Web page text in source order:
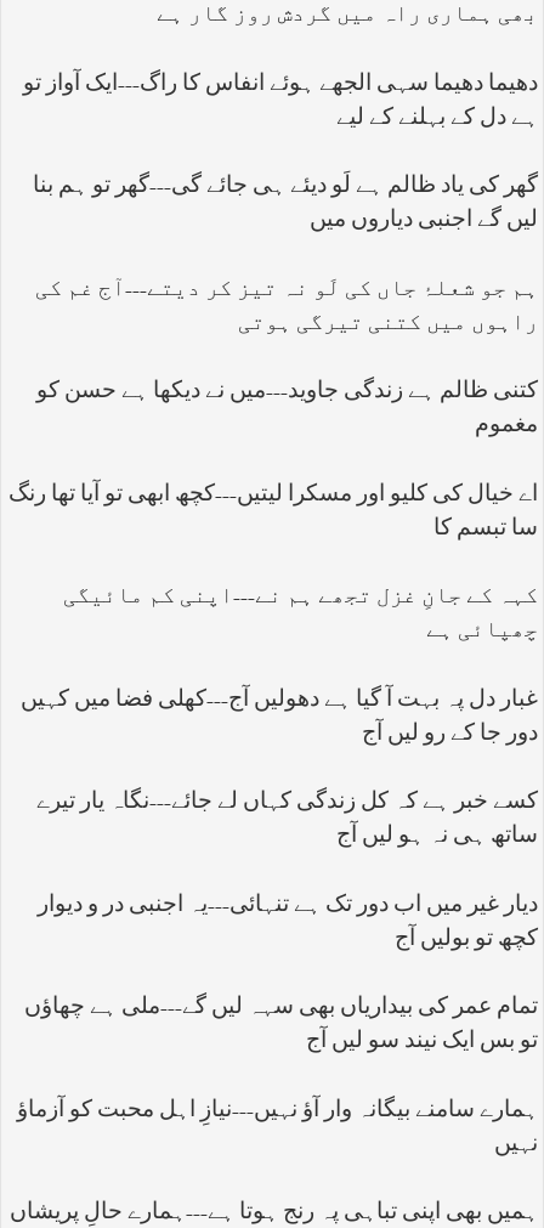
بھی ہماری راہ میں گردش روز گار ہے
دھیما دھیما سہی الجھے ہوئے انفاس کا راگ---ایک آواز تو
ہے دل کے بہلنے کے لیے
گھر کی یاد ظالم ہے لَو دیئے ہی جائے گی---گھر تو ہم بنا
لیں گے اجنبی دیاروں میں
ہم جو شعلۂ جاں کی لَو نہ تیز کر دیتے---آج غم کی
راہوں میں کتنی تیرگی ہوتی
کتنی ظالم ہے زندگی جاوید---میں نے دیکھا ہے حسن کو
مغموم
اے خیال کی کلیو اور مسکرا لیتیں---کچھ ابھی تو آیا تھا رنگ
سا تبسم کا
کہہ کے جانِ غزل تجھے ہم نے---اپنی کم مائیگی
چھپائی ہے
غبار دل پہ بہت آ گیا ہے دھولیں آج---کھلی فضا میں کہیں
دور جا کے رو لیں آج
کسے خبر ہے کہ کل زندگی کہاں لے جائے---نگاہ یار تیرے
ساتھ ہی نہ ہو لیں آج
دیار غیر میں اب دور تک ہے تنہائی---یہ اجنبی در و دیوار
کچھ تو بولیں آج
تمام عمر کی بیداریاں بھی سہہ لیں گے---ملی ہے چھاؤں
تو بس ایک نیند سو لیں آج
ہمارے سامنے بیگانہ وار آؤ نہیں---نیازِ اہل محبت کو آزماؤ
نہیں
ہمیں بھی اپنی تباہی پہ رنج ہوتا ہے---ہمارے حالِ پریشاں